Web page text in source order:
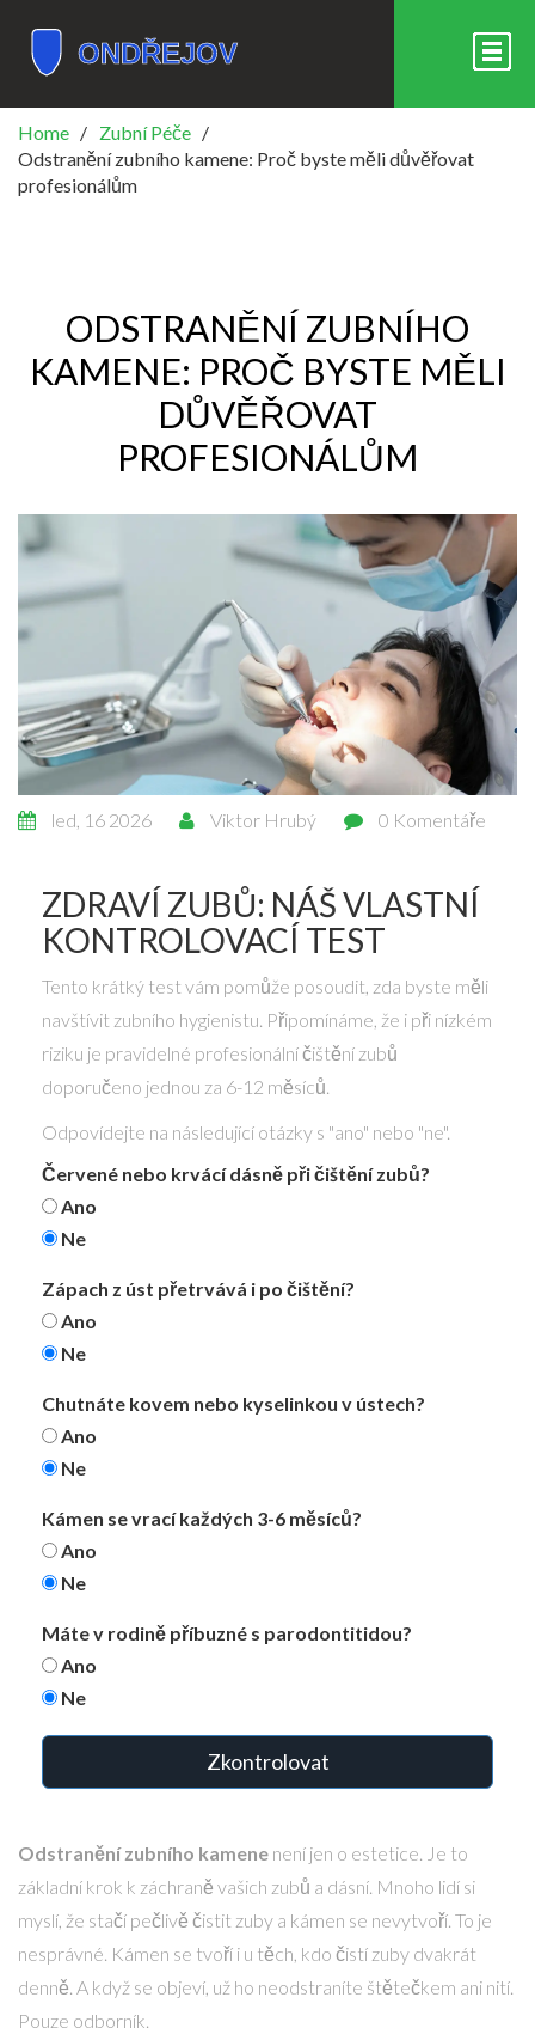
Home
Zubní Péče
Odstranění zubního kamene: Proč byste měli důvěřovat
profesionálům
ODSTRANĚNÍ ZUBNÍHO
KAMENE: PROČ BYSTE MĚLI
DŮVĚŘOVAT
PROFESIONÁLŮM
led, 16 2026 Viktor Hrubý 0 Komentáře
ZDRAVÍ ZUBŮ: NÁŠ VLASTNÍ
KONTROLOVACÍ TEST
Tento krátký test vám pomůže posoudit, zda byste měli
navštívit zubního hygienistu. Připomínáme, že i při nízkém
riziku je pravidelné profesionální čištění zubů
doporučeno jednou za 6-12 měsíců.
Odpovídejte na následující otázky s "ano" nebo "ne".
Červené nebo krvácí dásně při čištění zubů?
Ano
Ne
Zápach z úst přetrvává i po čištění?
Ano
Ne
Chutnáte kovem nebo kyselinkou v ústech?
Ano
Ne
Kámen se vrací každých 3-6 měsíců?
Ano
Ne
Máte v rodině příbuzné s parodontitidou?
Ano
Ne
Zkontrolovat
Odstranění zubního kamene není jen o estetice. Je to
základní krok k záchraně vašich zubů a dásní. Mnoho lidí si
myslí, že stačí pečlivě čistit zuby a kámen se nevytvoří. To je
nesprávné. Kámen se tvoří i u těch, kdo čistí zuby dvakrát
denně. A když se objeví, už ho neodstraníte štětečkem ani nití.
Pouze odborník.